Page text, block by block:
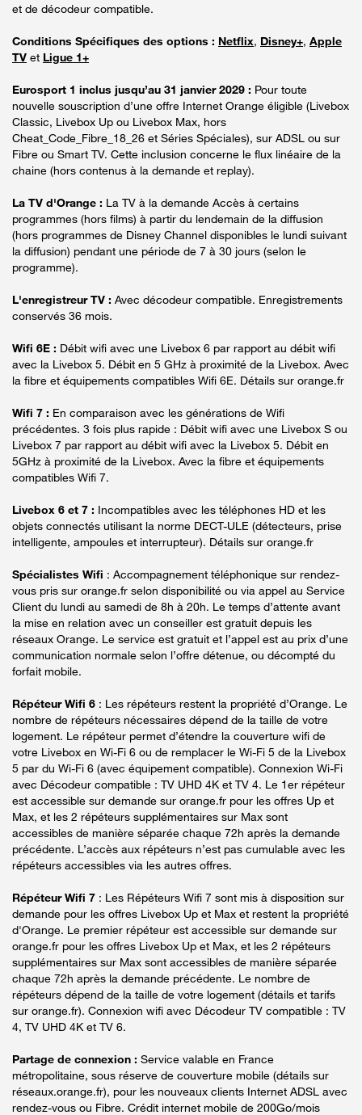
et de décodeur compatible.
Conditions Spécifiques des options : Netflix, Disney+, Apple
TV et Ligue 1+
Eurosport 1 inclus jusqu’au 31 janvier 2029 : Pour toute
nouvelle souscription d’une offre Internet Orange éligible (Livebox
Classic, Livebox Up ou Livebox Max, hors
Cheat_Code_Fibre_18_26 et Séries Spéciales), sur ADSL ou sur
Fibre ou Smart TV. Cette inclusion concerne le flux linéaire de la
chaine (hors contenus à la demande et replay).
La TV d'Orange : La TV à la demande Accès à certains
programmes (hors films) à partir du lendemain de la diffusion
(hors programmes de Disney Channel disponibles le lundi suivant
la diffusion) pendant une période de 7 à 30 jours (selon le
programme).
L'enregistreur TV : Avec décodeur compatible. Enregistrements
conservés 36 mois.
Wifi 6E : Débit wifi avec une Livebox 6 par rapport au débit wifi
avec la Livebox 5. Débit en 5 GHz à proximité de la Livebox. Avec
la fibre et équipements compatibles Wifi 6E. Détails sur orange.fr
Wifi 7 : En comparaison avec les générations de Wifi
précédentes. 3 fois plus rapide : Débit wifi avec une Livebox S ou
Livebox 7 par rapport au débit wifi avec la Livebox 5. Débit en
5GHz à proximité de la Livebox. Avec la fibre et équipements
compatibles Wifi 7.
Livebox 6 et 7 : Incompatibles avec les téléphones HD et les
objets connectés utilisant la norme DECT-ULE (détecteurs, prise
intelligente, ampoules et interrupteur). Détails sur orange.fr
Spécialistes Wifi : Accompagnement téléphonique sur rendez-
vous pris sur orange.fr selon disponibilité ou via appel au Service
Client du lundi au samedi de 8h à 20h. Le temps d’attente avant
la mise en relation avec un conseiller est gratuit depuis les
réseaux Orange. Le service est gratuit et l’appel est au prix d’une
communication normale selon l’offre détenue, ou décompté du
forfait mobile.
Répéteur Wifi 6 : Les répéteurs restent la propriété d’Orange. Le
nombre de répéteurs nécessaires dépend de la taille de votre
logement. Le répéteur permet d’étendre la couverture wifi de
votre Livebox en Wi-Fi 6 ou de remplacer le Wi-Fi 5 de la Livebox
5 par du Wi-Fi 6 (avec équipement compatible). Connexion Wi-Fi
avec Décodeur compatible : TV UHD 4K et TV 4. Le 1er répéteur
est accessible sur demande sur orange.fr pour les offres Up et
Max, et les 2 répéteurs supplémentaires sur Max sont
accessibles de manière séparée chaque 72h après la demande
précédente. L’accès aux répéteurs n’est pas cumulable avec les
répéteurs accessibles via les autres offres.
Répéteur Wifi 7 : Les Répéteurs Wifi 7 sont mis à disposition sur
demande pour les offres Livebox Up et Max et restent la propriété
d'Orange. Le premier répéteur est accessible sur demande sur
orange.fr pour les offres Livebox Up et Max, et les 2 répéteurs
supplémentaires sur Max sont accessibles de manière séparée
chaque 72h après la demande précédente. Le nombre de
répéteurs dépend de la taille de votre logement (détails et tarifs
sur orange.fr). Connexion wifi avec Décodeur TV compatible : TV
4, TV UHD 4K et TV 6.
Partage de connexion : Service valable en France
métropolitaine, sous réserve de couverture mobile (détails sur
réseaux.orange.fr), pour les nouveaux clients Internet ADSL avec
rendez-vous ou Fibre. Crédit internet mobile de 200Go/mois